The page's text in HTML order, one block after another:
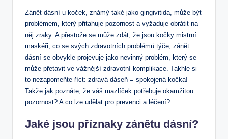
Zánět dásní u koček, známý také jako gingivitida, může být
problémem, který přitahuje pozornost a vyžaduje obrátit na
něj zraky. A přestože se může zdát, že jsou kočky mistrní
maskéři, co se svých zdravotních problémů týče, zánět
dásní se obvykle projevuje jako nevinný problém, který se
může přetavit ve vážnější zdravotní komplikace. Takhle si
to nezapomeňte říct: zdravá dáseň = spokojená kočka!
Takže jak poznáte, že váš mazlíček potřebuje okamžitou
pozornost? A co lze udělat pro prevenci a léčení?
Jaké jsou příznaky zánětu dásní?